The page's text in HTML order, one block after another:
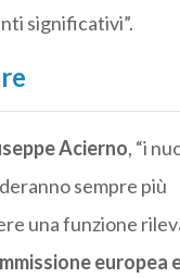
significativi”.
Acierno, “i
sempre più
una funzione
europea